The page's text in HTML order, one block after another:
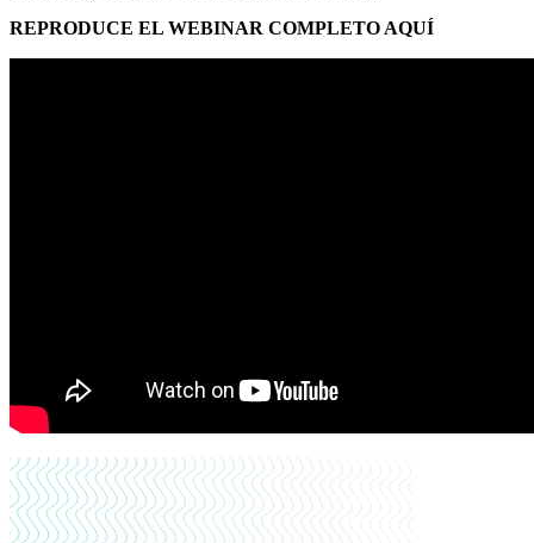
REPRODUCE EL WEBINAR COMPLETO AQUÍ